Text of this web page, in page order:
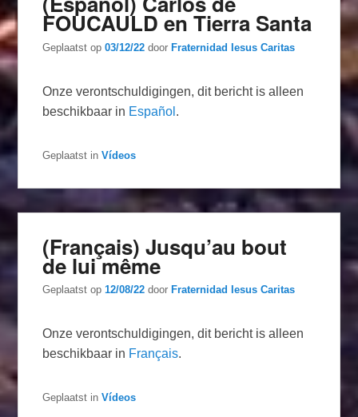
FOUCAULD en Tierra Santa
Geplaatst op03/12/22 doorFraternidad Iesus Caritas
Onze verontschuldigingen, dit bericht is alleen
beschikbaar in Español .
Geplaatst in Vídeos
(Français) Jusqu’au bout
de lui même
Geplaatst op12/08/22 door Fraternidad Iesus Caritas
Onze verontschuldigingen, dit bericht is alleen
beschikbaar in Français.
Geplaatst in Vídeos